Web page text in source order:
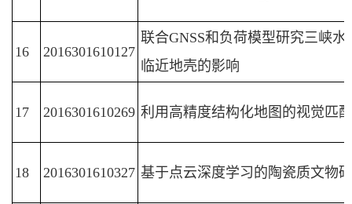
16 2016301610127
联合GNSS和负荷模型研究三峡
临近地壳的影响
17 2016301610269 利用高精度结构化地图的视觉匹
18 2016301610327 基于点云深度学习的陶瓷质文物